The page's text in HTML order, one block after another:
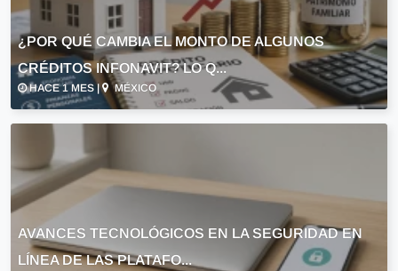
¿POR QUÉ CAMBIA EL MONTO DE ALGUNOS
CRÉDITOS INFONAVIT? LO Q...
HACE 1 MES | MÉXICO
AVANCES TECNOLÓGICOS EN LA SEGURIDAD EN
LÍNEA DE LAS PLATAFO...